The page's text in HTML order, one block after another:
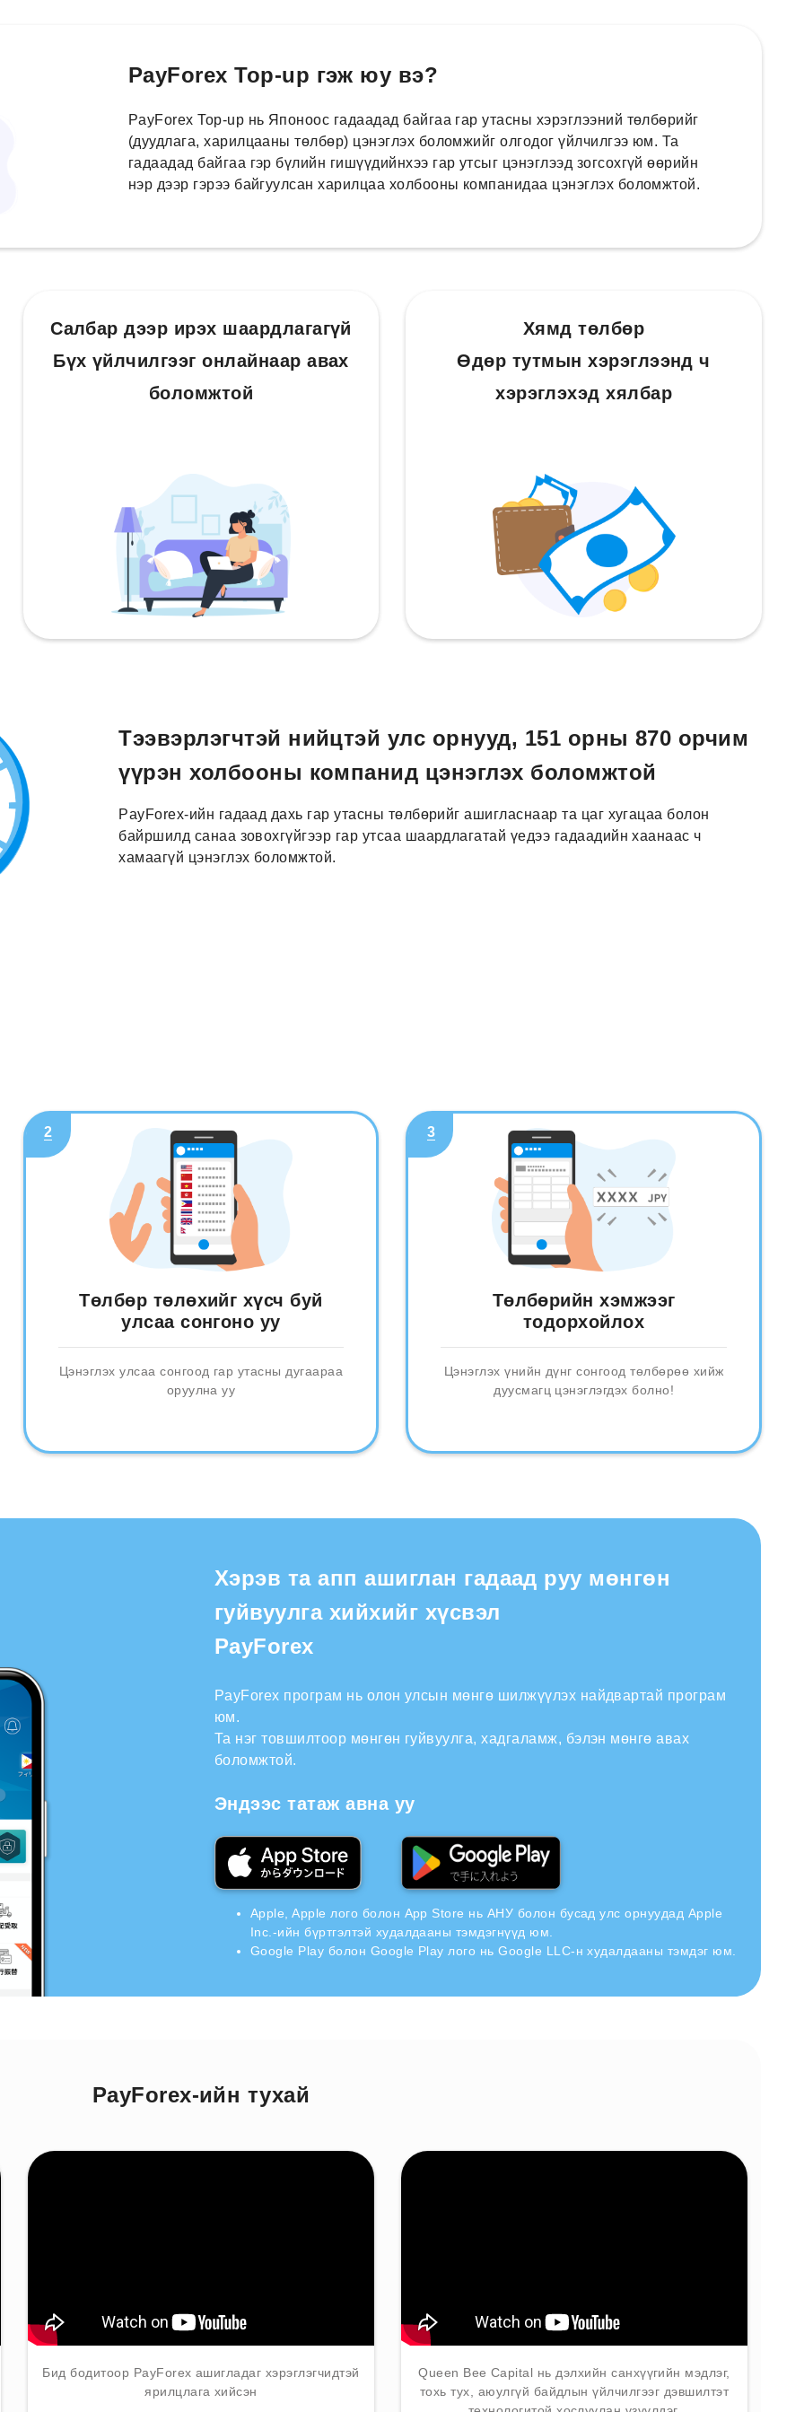
PayForex Top-up гэж юу вэ?
PayForex Top-up нь Японоос гадаадад байгаа гар утасны хэрэглээний төлбөрийг
(дуудлага, харилцааны төлбөр) цэнэглэх боломжийг олгодог үйлчилгээ юм. Та
гадаадад байгаа гэр бүлийн гишүүдийнхээ гар утсыг цэнэглээд зогсохгүй өөрийн
нэр дээр гэрээ байгуулсан харилцаа холбооны компанидаа цэнэглэх боломжтой.
Салбар дээр ирэх шаардлагагүй
Бүх үйлчилгээг онлайнаар авах
боломжтой
Хямд төлбөр
Өдөр тутмын хэрэглээнд ч
хэрэглэхэд хялбар
Тээвэрлэгчтэй нийцтэй улс орнууд, 151 орны 870 орчим
үүрэн холбооны компанид цэнэглэх боломжтой
PayForex-ийн гадаад дахь гар утасны төлбөрийг ашигласнаар та цаг хугацаа болон
байршилд санаа зовохгүйгээр гар утсаа шаардлагатай үедээ гадаадийн хаанаас ч
хамаагүй цэнэглэх боломжтой.
2
Төлбөр төлөхийг хүсч буй
улсаа сонгоно уу
Цэнэглэх улсаа сонгоод гар утасны дугаараа
оруулна уу
3
Төлбөрийн хэмжээг
тодорхойлох
Цэнэглэх үнийн дүнг сонгоод төлбөрөө хийж
дуусмагц цэнэглэгдэх болно!
Хэрэв та апп ашиглан гадаад руу мөнгөн
гуйвуулга хийхийг хүсвэл
PayForex
PayForex програм нь олон улсын мөнгө шилжүүлэх найдвартай програм
юм.
Та нэг товшилтоор мөнгөн гуйвуулга, хадгаламж, бэлэн мөнгө авах
боломжтой.
Эндээс татаж авна уу
Apple, Apple лого болон App Store нь АНУ болон бусад улс орнуудад Apple
Inc.-ийн бүртгэлтэй худалдааны тэмдэгнүүд юм.
Google Play болон Google Play лого нь Google LLC-н худалдааны тэмдэг юм.
PayForex-ийн тухай
Бид бодитоор PayForex ашигладаг хэрэглэгчидтэй
ярилцлага хийсэн
Queen Bee Capital нь дэлхийн санхүүгийн мэдлэг,
тохь тух, аюулгүй байдлын үйлчилгээг дэвшилтэт